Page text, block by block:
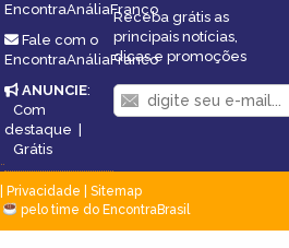
EncontraAnáliaFranco
Fale com o
EncontraAnáliaFranco
ANUNCIE:
Com
destaque
Grátis
Receba grátis as
principais notícias,
dicas e promoções
Privacidade
Sitemap
pelo time do EncontraBrasil